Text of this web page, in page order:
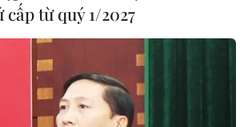
thu thập, cập nhật và quản lý di
triển khai quyết định phát
động linh hoạt, hiện đại, hiệu
hội nhập nhằm phục hồi nhanh
địa bàn Thành phố đến năm
từ quý 1/2027